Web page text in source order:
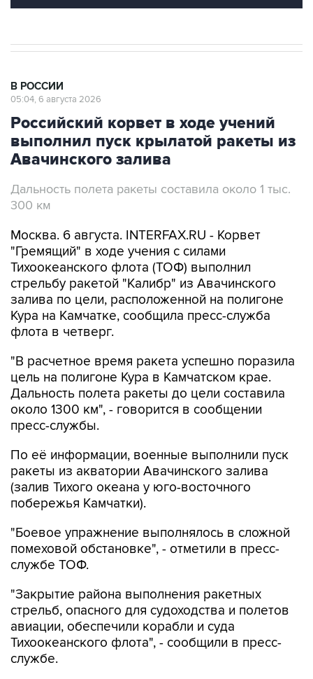
В РОССИИ
05:04, 6 августа 2026
Российский корвет в ходе учений
выполнил пуск крылатой ракеты из
Авачинского залива
Дальность полета ракеты составила около 1 тыс.
300 км
Москва. 6 августа. INTERFAX.RU - Корвет
"Гремящий" в ходе учения с силами
Тихоокеанского флота (ТОФ) выполнил
стрельбу ракетой "Калибр" из Авачинского
залива по цели, расположенной на полигоне
Кура на Камчатке, сообщила пресс-служба
флота в четверг.
"В расчетное время ракета успешно поразила
цель на полигоне Кура в Камчатском крае.
Дальность полета ракеты до цели составила
около 1300 км", - говорится в сообщении
пресс-службы.
По её информации, военные выполнили пуск
ракеты из акватории Авачинского залива
(залив Тихого океана у юго-восточного
побережья Камчатки).
"Боевое упражнение выполнялось в сложной
помеховой обстановке", - отметили в пресс-
службе ТОФ.
"Закрытие района выполнения ракетных
стрельб, опасного для судоходства и полетов
авиации, обеспечили корабли и суда
Тихоокеанского флота", - сообщили в пресс-
службе.